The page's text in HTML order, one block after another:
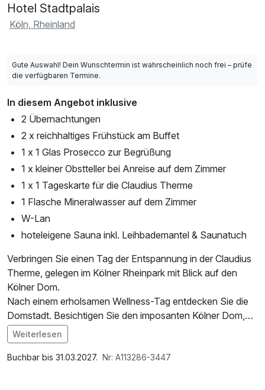
Hotel Stadtpalais
Köln, Rheinland
Gute Auswahl! Dein Wunschtermin ist wahrscheinlich noch frei – prüfe
die verfügbaren Termine.
In diesem Angebot inklusive
2 Übernachtungen
2 x reichhaltiges Frühstück am Buffet
1 x 1 Glas Prosecco zur Begrüßung
1 x kleiner Obstteller bei Anreise auf dem Zimmer
1 x 1 Tageskarte für die Claudius Therme
1 Flasche Mineralwasser auf dem Zimmer
W-Lan
hoteleigene Sauna inkl. Leihbademantel & Saunatuch
Verbringen Sie einen Tag der Entspannung in der Claudius
Therme, gelegen im Kölner Rheinpark mit Blick auf den
Kölner Dom.
Nach einem erholsamen Wellness-Tag entdecken Sie die
Domstadt. Besichtigen Sie den imposanten Kölner Dom,
schlendern Sie durch die historische Altstadt oder machen
Sie eine entspannte Bootsfahrt auf dem Rhein.
Im Angebot enthalten
1 Flasche Mineralwasser, Saunabenutzung, Saunatuch,
Weiterlesen
Buchbar bis 31.03.2027. Nr: A113286-3447